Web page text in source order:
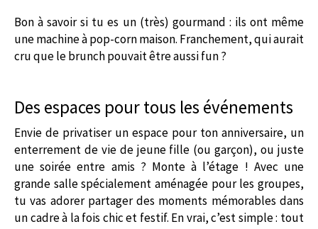
Bon à savoir si tu es un (très) gourmand : ils ont même
une machine à pop-corn maison. Franchement, qui aurait
cru que le brunch pouvait être aussi fun ?
Des espaces pour tous les événements
Envie de privatiser un espace pour ton anniversaire, un
enterrement de vie de jeune fille (ou garçon), ou juste
une soirée entre amis ? Monte à l’étage ! Avec une
grande salle spécialement aménagée pour les groupes,
tu vas adorer partager des moments mémorables dans
un cadre à la fois chic et festif. En vrai, c’est simple : tout